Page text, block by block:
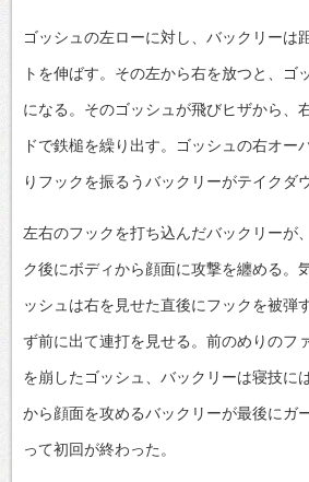
ゴッシュの左ローに対し、バックリーは
トを伸ばす。その左から右を放つと、ゴ
になる。そのゴッシュが飛びヒザから、
ドで鉄槌を繰り出す。ゴッシュの右オー
りフックを振るうバックリーがテイクダ
左右のフックを打ち込んだバックリーが
ク後にボディから顔面に攻撃を纏める。
ッシュは右を見せた直後にフックを被弾
ず前に出て連打を見せる。前のめりのフ
を崩したゴッシュ、バックリーは寝技に
から顔面を攻めるバックリーが最後にガ
って初回が終わった。